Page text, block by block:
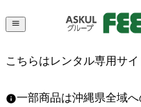
こちらはレンタル専用サ
一部商品は沖縄県全域